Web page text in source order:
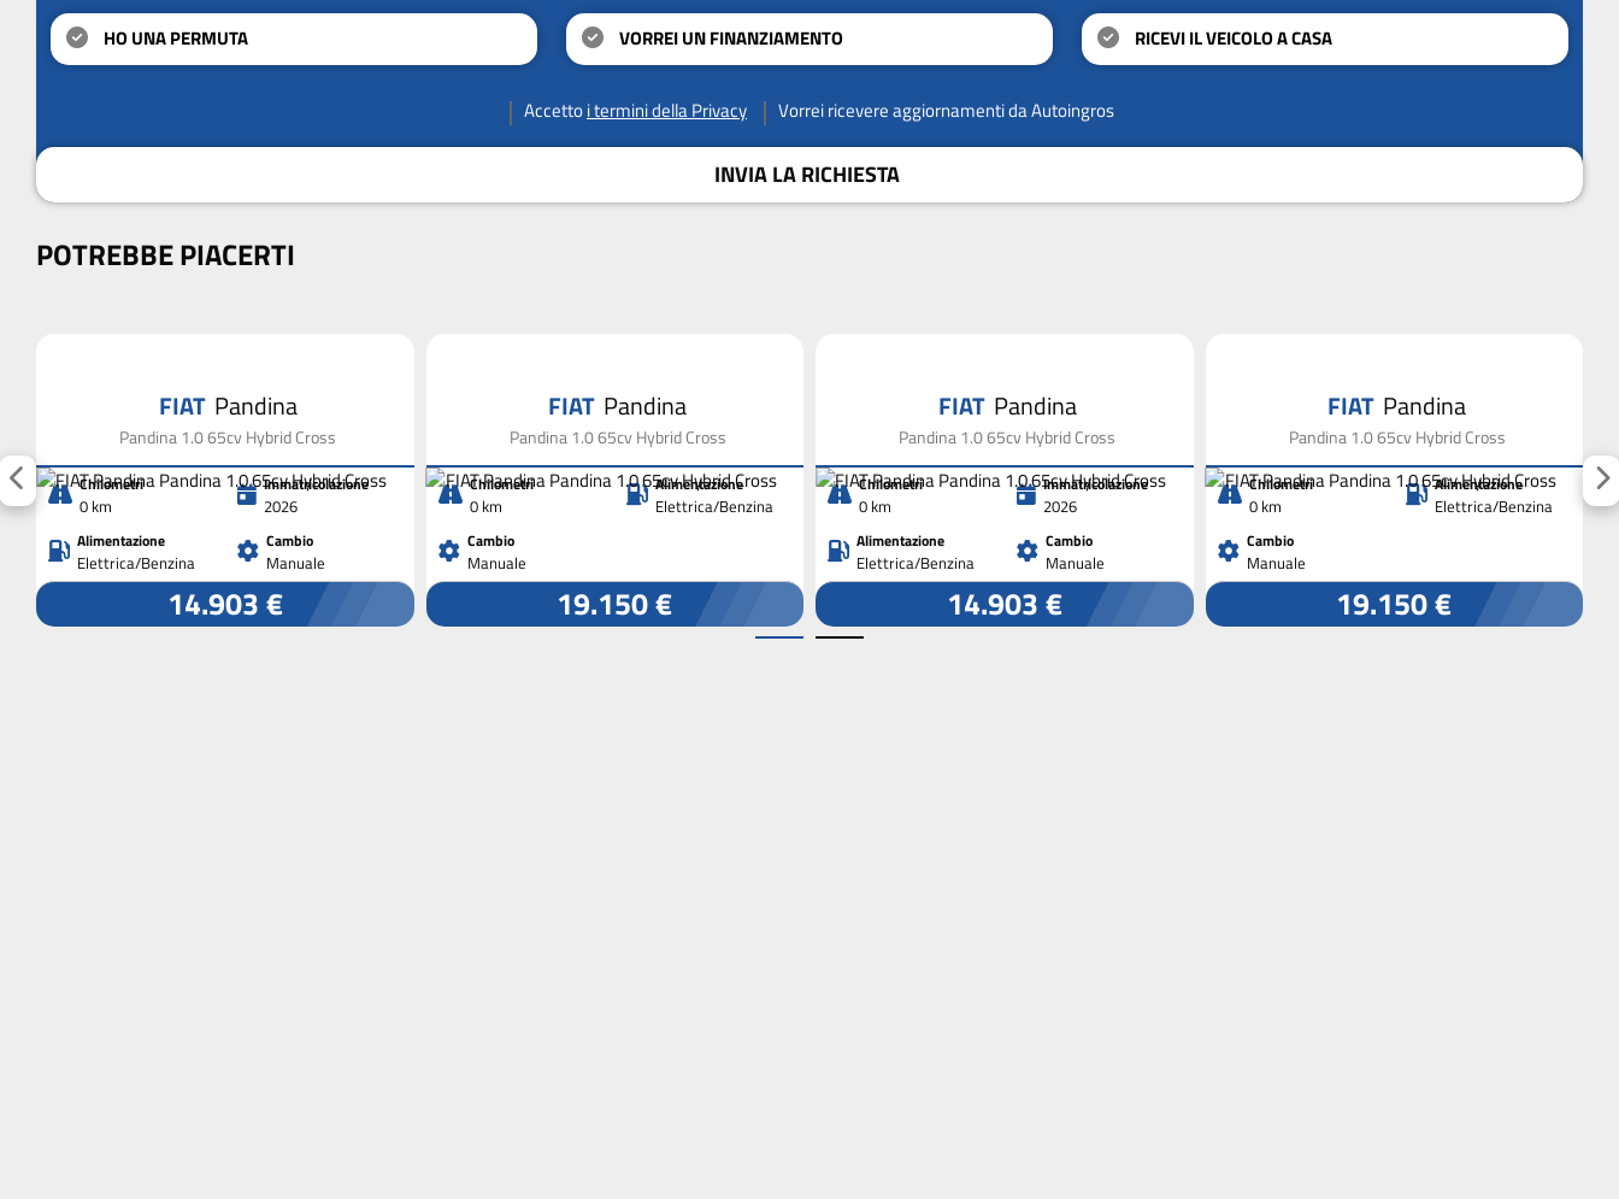
HO UNA PERMUTA VORREI UN FINANZIAMENTO RICEVI IL VEICOLO A CASA
Accettoi termini della Privacy Vorrei ricevere aggiornamenti da Autoingros
INVIA LA RICHIESTA
POTREBBE PIACERTI
FIAT Pandina
Pandina 1.0 65cv Hybrid Cross
Chilometri
0 km
Immatricolazione
2026
Alimentazione
Elettrica/Benzina
Cambio
Manuale
14.903 €
FIAT Pandina
Pandina 1.0 65cv Hybrid Cross
Chilometri
0 km
Alimentazione
Elettrica/Benzina
Cambio
Manuale
19.150 €
FIAT Pandina
Pandina 1.0 65cv Hybrid Cross
Chilometri
0 km
Immatricolazione
2026
Alimentazione
Elettrica/Benzina
Cambio
Manuale
14.903 €
FIAT Pandina
Pandina 1.0 65cv Hybrid Cross
Chilometri
0 km
Alimentazione
Elettrica/Benzina
Cambio
Manuale
19.150 €